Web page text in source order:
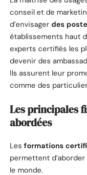
conseil et de
d’envisager des
établissements haut
experts certifiés les
devenir des
Ils assurent leur
comme des
Les principales
abordées
Les formations
permettent
le monde.